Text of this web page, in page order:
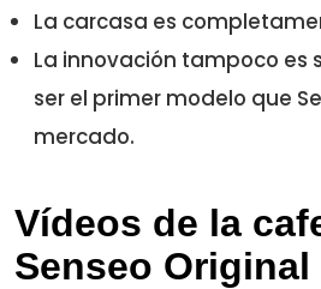
Depósito de agua extraible
Comprar YA
La carcasa es
La innovación tampoco es
ser el primer modelo que
mercado.
Vídeos de la
Senseo Original